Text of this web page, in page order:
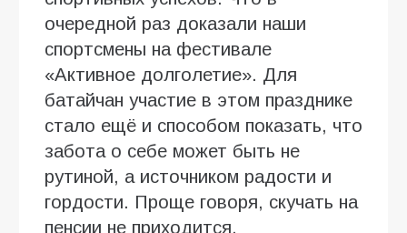
очередной раз доказали наши
спортсмены на фестивале
«Активное долголетие». Для
батайчан участие в этом празднике
стало ещё и способом показать, что
забота о себе может быть не
рутиной, а источником радости и
гордости. Проще говоря, скучать на
пенсии не приходится.